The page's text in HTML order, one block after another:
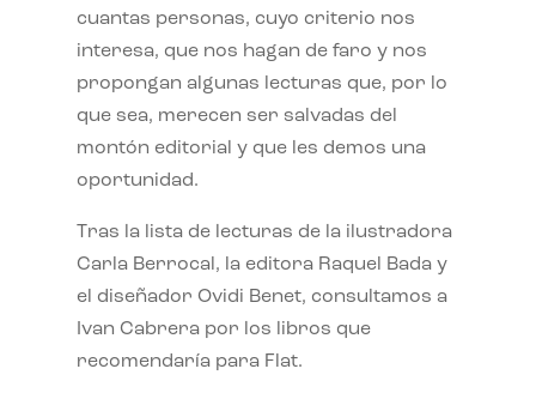
cuantas personas, cuyo criterio nos
interesa, que nos hagan de faro y nos
propongan algunas lecturas que, por lo
que sea, merecen ser salvadas del
montón editorial y que les demos una
oportunidad.
Tras la lista de lecturas de la ilustradora
Carla Berrocal, la editora Raquel Bada y
el diseñador Ovidi Benet, consultamos a
Ivan Cabrera por los libros que
recomendaría para Flat.